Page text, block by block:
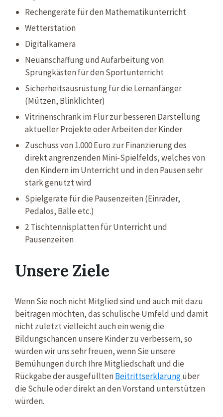
Rechengeräte für den Mathematikunterricht
Wetterstation
Digitalkamera
Neuanschaffung und Aufarbeitung von
Sprungkästen für den Sportunterricht
Sicherheitsausrüstung für die Lernanfänger
(Mützen, Blinklichter)
Vitrinenschrank im Flur zur besseren Darstellung
aktueller Projekte oder Arbeiten der Kinder
Zuschuss von 1.000 Euro zur Finanzierung des
direkt angrenzenden Mini-Spielfelds, welches von
den Kindern im Unterricht und in den Pausen sehr
stark genutzt wird
Spielgeräte für die Pausenzeiten (Einräder,
Pedalos, Bälle etc.)
2 Tischtennisplatten für Unterricht und
Pausenzeiten
Unsere Ziele
Wenn Sie noch nicht Mitglied sind und auch mit dazu
beitragen möchten, das schulische Umfeld und damit
nicht zuletzt vielleicht auch ein wenig die
Bildungschancen unsere Kinder zu verbessern, so
würden wir uns sehr freuen, wenn Sie unsere
Bemühungen durch Ihre Mitgliedschaft und die
Rückgabe der ausgefülltenBeitrittserklärungüber
die Schule oder direkt an den Vorstand unterstützen
würden.